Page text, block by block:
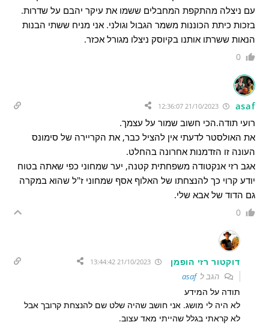
עם ניצלה מהתקפת המחבלים ששמו את עיקר יהבם על שדרות.
בזכות כיתת הכוננות משמר הגבול וגולני. אני מניח ששתי הבנות
הנאות ששרתו אותנו בקיוסק ניצלו מגורל אכזר.
0
asaf
21/10/2023 12:36:07
רועי תודה.הכי חשוב שמור על עצמך.
את האולסטר לדעתי אין להציל כבר, את הקריירה של סימונס
העונה זו הזדמנות אחרונה בהחלט.
אגב רזי אנקטודה משפחתית קטנה, יער שמחוני כפי שאתה בטוח
יודע קרוי כך להנצחתו של האלוף אסף שמחוני ז"ל שהוא במקרה
גם הדוד של אבא שלי.
0
דוקטור רזי הופמן
הגב לasaf
תודה על המידע
לא היה לי מושג. אני חושב שהיה שלט שם להנצחת קרובך אבל
לא קראתי בגלל שהייתי מאד עצוב.